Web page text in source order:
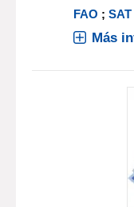
FAO ;SAT
Más